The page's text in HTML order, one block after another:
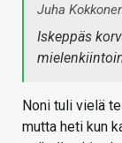
Juha
Iskeppäs
Noni tuli vielä
mutta heti kun